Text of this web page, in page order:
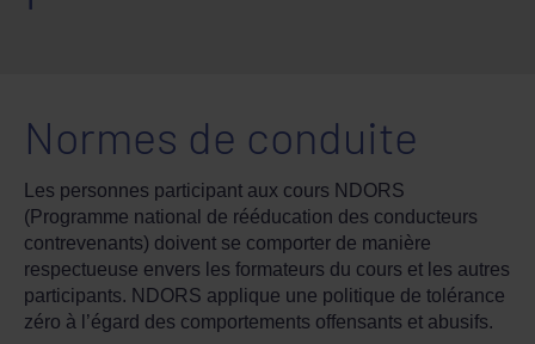
Normes de conduite
Les personnes participant aux cours NDORS
(Programme national de rééducation des conducteurs
contrevenants) doivent se comporter de manière
respectueuse envers les formateurs du cours et les autres
participants. NDORS applique une politique de tolérance
zéro à l’égard des comportements offensants et abusifs.